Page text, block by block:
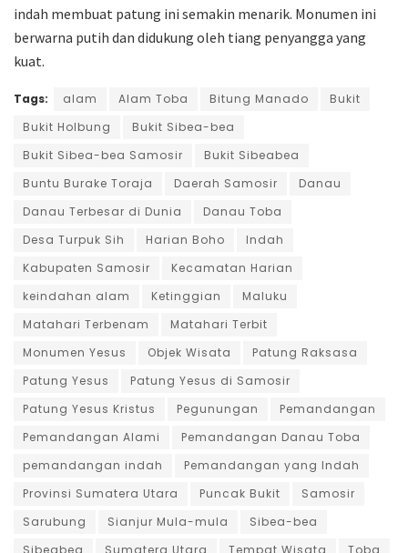
indah membuat patung ini semakin menarik. Monumen ini
berwarna putih dan didukung oleh tiang penyangga yang
kuat.
Tags: alam Alam Toba Bitung Manado
Bukit
Bukit Holbung
Bukit Sibea-bea
Bukit Sibea-bea Samosir
Bukit Sibeabea
Buntu Burake Toraja
Daerah Samosir
Danau
Danau Terbesar di Dunia
Danau Toba
Desa Turpuk Sih
Harian Boho
Indah
Kabupaten Samosir
Kecamatan Harian
keindahan alam
Ketinggian
Maluku
Matahari Terbenam
Matahari Terbit
Monumen Yesus
Objek Wisata
Patung Raksasa
Patung Yesus
Patung Yesus di Samosir
Patung Yesus Kristus
Pegunungan
Pemandangan
Pemandangan Alami
Pemandangan Danau Toba
pemandangan indah
Pemandangan yang Indah
Provinsi Sumatera Utara
Puncak Bukit
Samosir
Sarubung
Sianjur Mula-mula
Sibea-bea
Sibeabea
Sumatera Utara Tempat Wisata Toba